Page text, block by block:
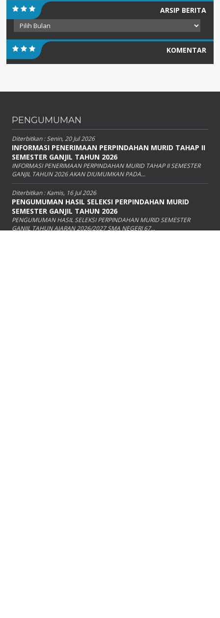
ARSIP BERITA
Arsip
Berita
KOMENTAR
PENGUMUMAN
Diterbitkan :Senin, 20 Jul 2026
INFORMASI PENERIMAAN PERPINDAHAN MURID TAHAP II
SEMESTER GANJIL TAHUN 2026
INFORMASI PENERIMAAN PERPINDAHAN MURID TAHAP II SEMESTER
GANJIL TAHUN 2026 AKAN DIUMUMKAN PADA...
Diterbitkan :Kamis, 16 Jul 2026
PENGUMUMAN HASIL SELEKSI PERPINDAHAN MURID
SEMESTER GANJIL TAHUN 2026
PENGUMUMAN HASIL SELEKSI PERPINDAHAN MURID SEMESTER
GANJIL TAHUN AJARAN 2026/2027 SMA NEGERI 67...